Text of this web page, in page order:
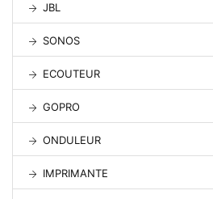
JBL
SONOS
ECOUTEUR
GOPRO
ONDULEUR
IMPRIMANTE